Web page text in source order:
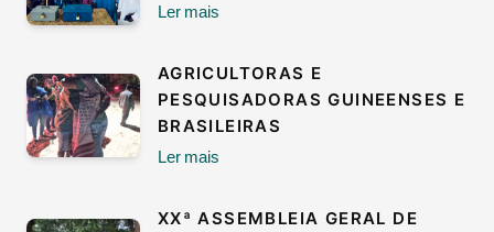
Ler mais
AGRICULTORAS E
PESQUISADORAS GUINEENSES E
BRASILEIRAS
Ler mais
XXª ASSEMBLEIA GERAL DE